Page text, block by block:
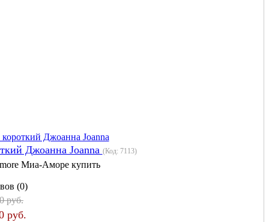
Джоанна Joanna (Код: 7113)
Миа-Аморе купить
(0)
руб.
руб.